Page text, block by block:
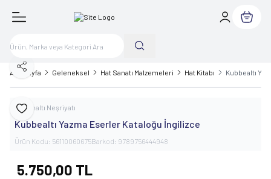
Sepetim
Ana Sayfa Geleneksel Hat Sanatı Malzemeleri Hat Kitabı Kubbealtı
Favoriye Ekle
Paylaş
Kubbealtı Neşriyatı
Kubbealtı Yazma Eserler Kataloğu İngilizce
Ürün Kodu: 56110060675Barkod: 9789756444948
5.750,00 TL